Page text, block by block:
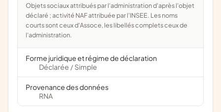
Objets sociaux attribués par l'administration d'après l'objet
déclaré ; activité NAF attribuée par l'INSEE. Les noms
courts sont ceux d'Assoce, les libellés complets ceux de
l'administration.
Forme juridique et régime de déclaration
Déclarée / Simple
Provenance des données
RNA